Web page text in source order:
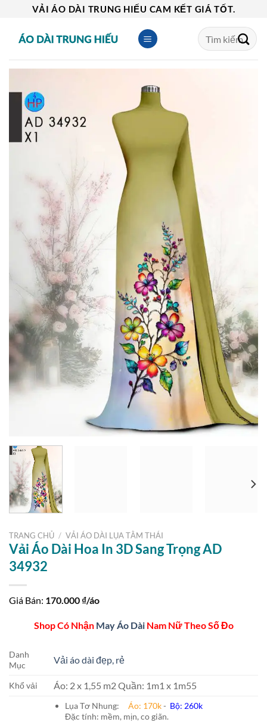
content
VẢI ÁO DÀI TRUNG HIẾU CAM KẾT GIÁ TỐT.
Tìm
kiếm:
TRANG CHỦ / VẢI ÁO DÀI LỤA TẰM THÁI
Vải Áo Dài Hoa In 3D Sang Trọng AD
34932
Giá Bán: 170.000 ₫/áo
Shop Có Nhận May Áo DàiNam Nữ Theo Số Đo
Danh
Mục
Vải áo dài đẹp, rẻ
Khổ vải Áo: 2 x 1,55 m2 Quần: 1m1 x 1m55
Lụa Tơ Nhung: Áo: 170k- Bộ: 260k
Đặc tính: mềm, mịn, co giãn.